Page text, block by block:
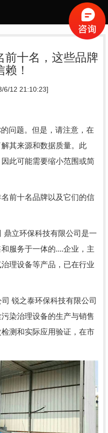
前十名，这些品牌
！
6/12 21:10:23]
问题。但是，请注意，在
其来源和数据质量。此
此可能需要缩小范围或简
前十名品牌以及它们的信
鼎立环保科技有限公司是一
服务于一体的....企业，主
理设备等产品，已在行业
锐之泰环保科技有限公司
染治理设备的生产与销售
测和实际应用验证，在市